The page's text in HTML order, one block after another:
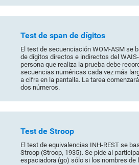
Test de span de dígitos
El test de secuenciación WOM-ASM se
de dígitos directos e indirectos del
persona que realiza la prueba debe
secuencias numéricas cada vez más
a cifra en la pantalla. La tarea
dos números.
Test de Stroop
El test de equivalencias INH-REST se
Stroop (Stroop, 1935). Se pide al
espaciadora (go) sólo si los nombres de